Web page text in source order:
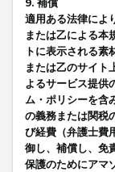
9. 補償
適用ある法律によ
または乙による本
トに表示される
または乙のサイト
よるサービス提供
ム・ポリシーを含
の義務または関税
び経費（弁護士費
御し、補償し、免
保護のためにアマ